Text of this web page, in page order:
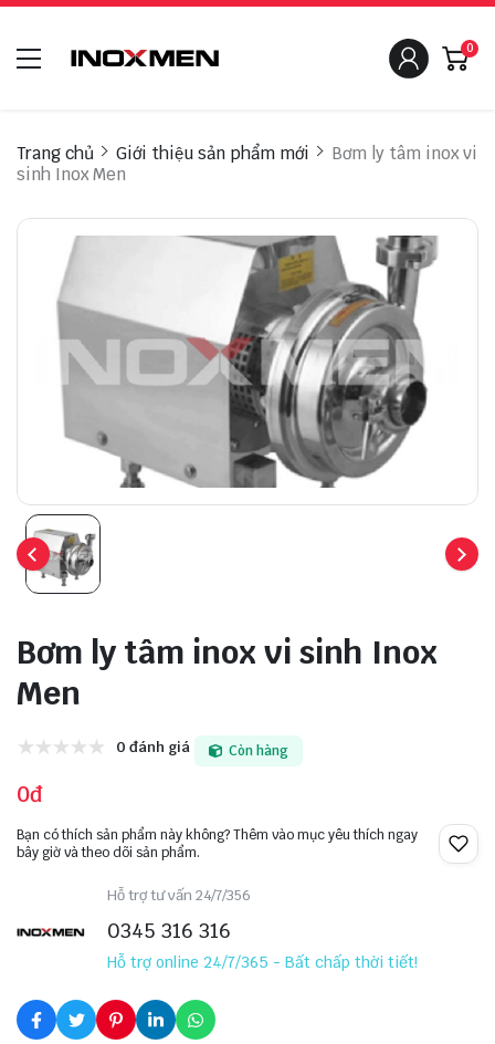
0
Trang chủ Giới thiệu sản phẩm mới
Bơm ly tâm inox vi
sinh Inox Men
Bơm ly tâm inox vi sinh Inox
Men
0 đánh giá Còn hàng
0đ
Bạn có thích sản phẩm này không? Thêm vào mục yêu thích ngay
bây giờ và theo dõi sản phẩm.
Hỗ trợ tư vấn 24/7/356
0345 316 316
Hỗ trợ online 24/7/365 - Bất chấp thời tiết!